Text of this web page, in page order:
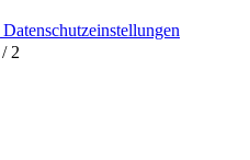
/ 2
Datenschutzeinstellungen